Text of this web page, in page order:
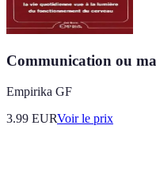
Communication ou
Empirika GF
3.99 EURVoir le prix